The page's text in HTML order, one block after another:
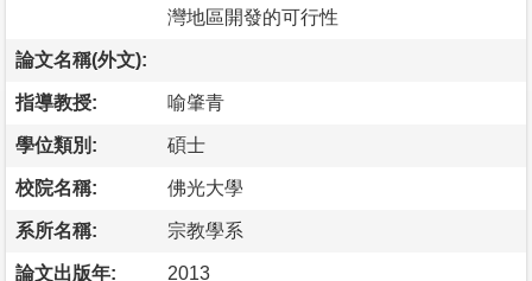
灣地區開發的可行性
論文名稱(外文):
指導教授: 喻肇青
學位類別: 碩士
校院名稱: 佛光大學
系所名稱: 宗教學系
論文出版年: 2013